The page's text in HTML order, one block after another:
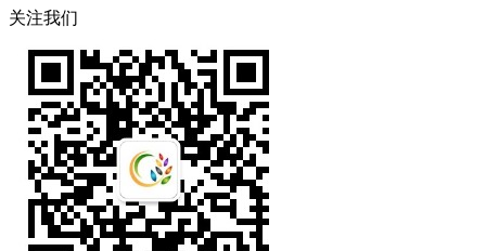
关注我们